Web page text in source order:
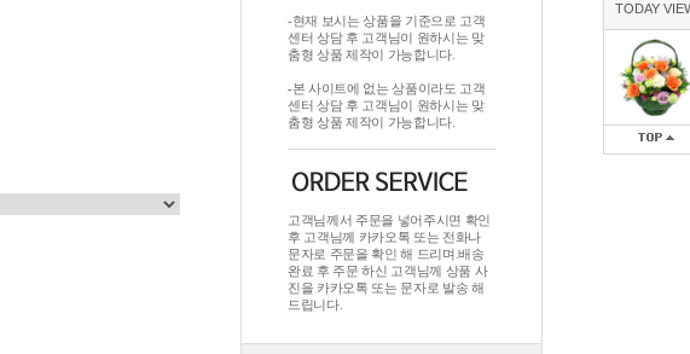
TODAY
-현재 보시는 상품을 기준으로 고객
센터 상담 후 고객님이 원하시는 맞
춤형 상품 제작이 가능합니다.
-본 사이트에 없는 상품이라도 고객
센터 상담 후 고객님이 원하시는 맞
춤형 상품 제작이 가능합니다.
고객님께서 주문을 넣어주시면 확인
후 고객님께 카카오톡 또는 전화나
문자로 주문을 확인 해 드리며.배송
완료 후 주문 하신 고객님께 상품 사
진을 카카오톡 또는 문자로 발송 해
드립니다.